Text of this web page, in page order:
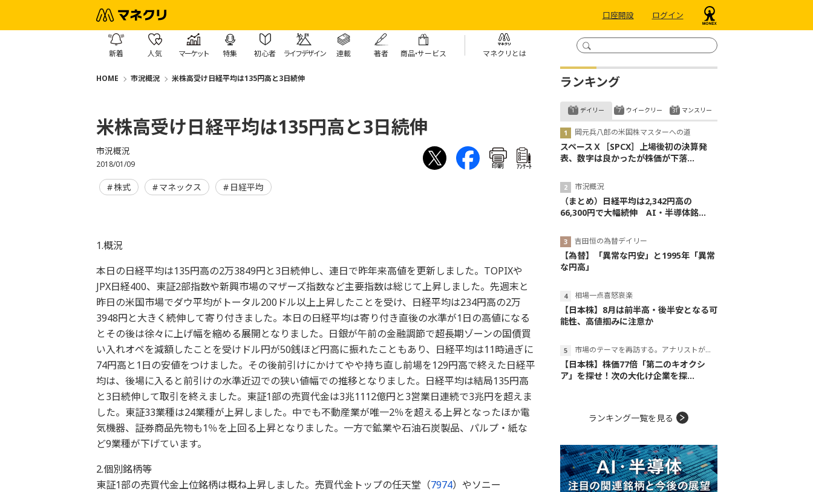
口座開設 ログイン
新着 人気 マーケット 特集 初心者 ライフデザイン 連載 著者 商品・サービス マネクリとは
HOME 市況概況 米株高受け日経平均は135円高と3日続伸
米株高受け日経平均は135円高と3日続伸
市況概況
2018/01/09 印刷 ｱﾝｹｰﾄ
株式 マネックス 日経平均
1.概況
本日の日経平均は135円高の2万3849円と3日続伸し、連日で昨年来高値を更新しました。TOPIXや
JPX日経400、東証2部指数や新興市場のマザーズ指数など主要指数は総じて上昇しました。先週末と
昨日の米国市場でダウ平均がトータル200ドル以上上昇したことを受け、日経平均は234円高の2万
3948円と大きく続伸して寄り付きました。本日の日経平均は寄り付き直後の水準が1日の高値になる
とその後は徐々に上げ幅を縮める展開となりました。日銀が午前の金融調節で超長期ゾーンの国債買
い入れオペを減額したことを受けドル円が50銭ほど円高に振れたこともあり、日経平均は11時過ぎに
74円高と1日の安値をつけました。その後前引けにかけてやや持ち直し前場を129円高で終えた日経平
均は、後場に入ると前引けの水準近辺での狭い値幅での推移となりました。日経平均は結局135円高
と3日続伸して取引を終えました。東証1部の売買代金は3兆1112億円と3営業日連続で3兆円を超えま
した。東証33業種は24業種が上昇しました。中でも不動産業が唯一2％を超える上昇となったほか電
気機器、証券商品先物も1％を上回る上昇となりました。一方で鉱業や石油石炭製品、パルプ・紙な
ど9業種が下げています。
2.個別銘柄等
東証1部の売買代金上位銘柄は概ね上昇しました。売買代金トップの任天堂（7974）やソニー
ランキング
デイリー
岡元兵八郎の米国株マスターへの道
スペースＸ［SPCX］上場後初の決算発
表、数字は良かったが株価が下落...
市況概況
（まとめ）日経平均は2,342円高の
66,300円で大幅続伸 AI・半導体銘...
吉田恒の為替デイリー
【為替】「異常な円安」と1995年「異常
な円高」
相場一点喜怒哀楽
【日本株】8月は前半高・後半安となる可
能性、高値掴みに注意か
市場のテーマを再訪する。アナリストが読み解くテーマの本質
【日本株】株価77倍「第二のキオクシ
ア」を探せ！次の大化け企業を探...
ウイークリー マンスリー
ランキング一覧を見る